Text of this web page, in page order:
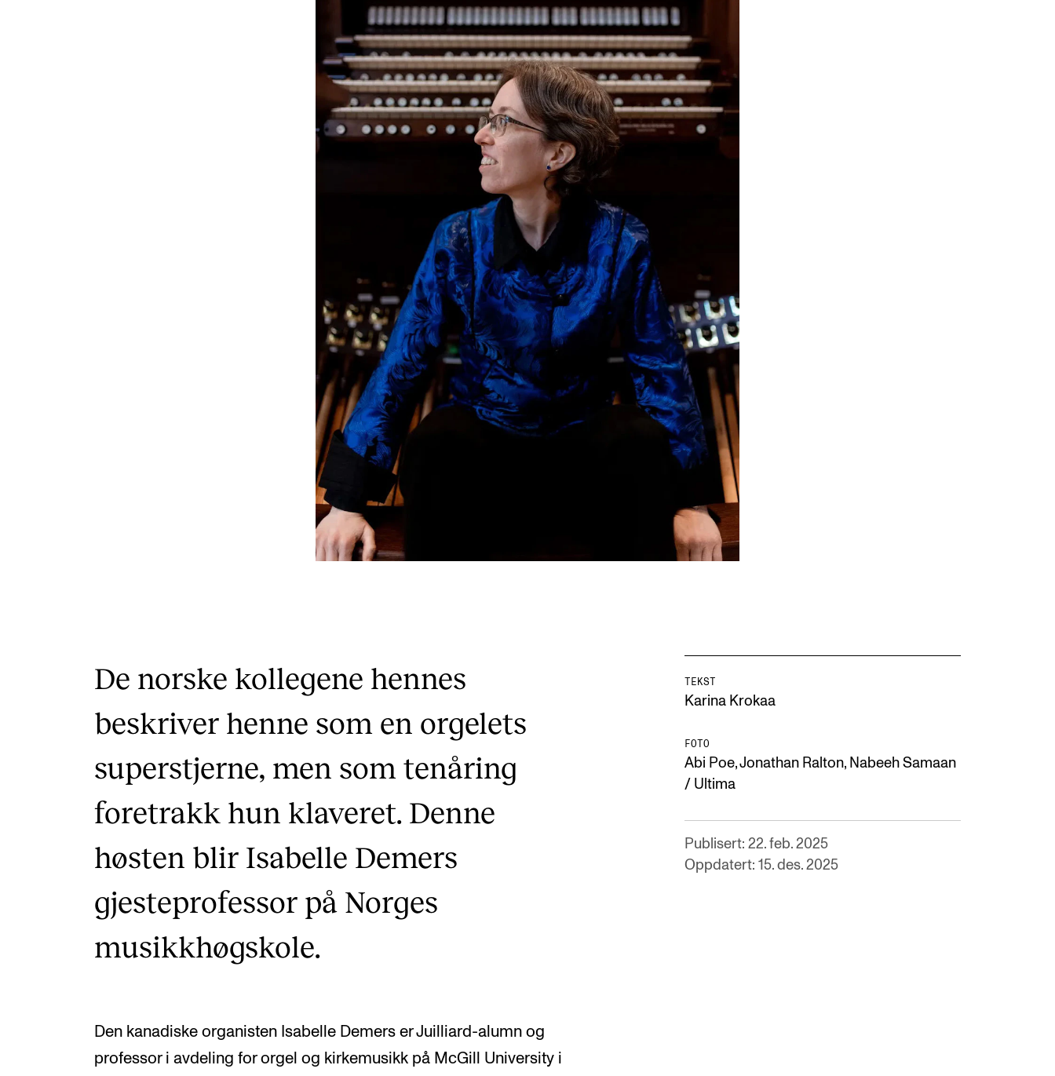
AKTUELT
Arrangementer
Nyheter for studenter
Etter noter nyhetsbrev
KONTAKTER
Kontaktpunkt
Hvem gjør hva i administrasjonen?
De norske kollegene hennes
beskriver henne som en orgelets
superstjerne, men som tenåring
foretrakk hun klaveret. Denne
høsten blir Isabelle Demers
gjesteprofessor på Norges
musikkhøgskole.
TEKST
Karina Krokaa
FOTO
Abi Poe, Jonathan Ralton, Nabeeh Samaan
/ Ultima
Publisert: 22. feb. 2025
Oppdatert: 15. des. 2025
Den kanadiske organisten Isabelle Demers er Juilliard-alumn og
professor i avdeling for orgel og kirkemusikk på McGill University i